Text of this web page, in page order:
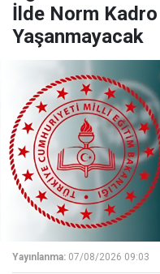
İlde Norm Kadro
Yaşanmayacak
Yayınlanma: 07/08/2026 09:03